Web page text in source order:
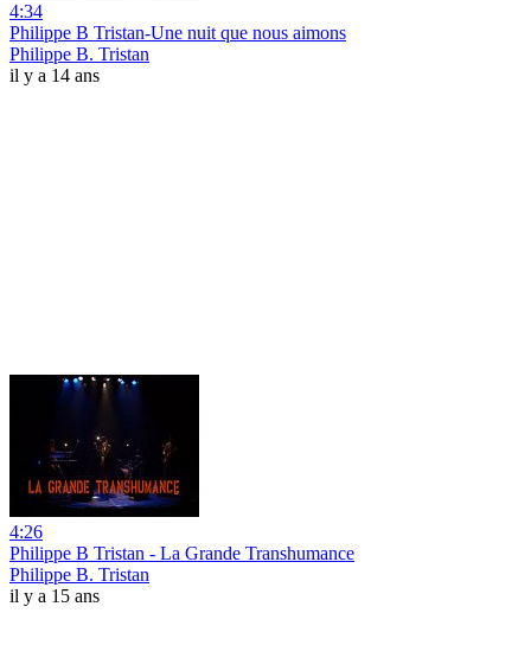
4:34
Philippe B Tristan-Une nuit que nous aimons
Philippe B. Tristan
il y a 14 ans
4:26
Philippe B Tristan - La Grande Transhumance
Philippe B. Tristan
il y a 15 ans